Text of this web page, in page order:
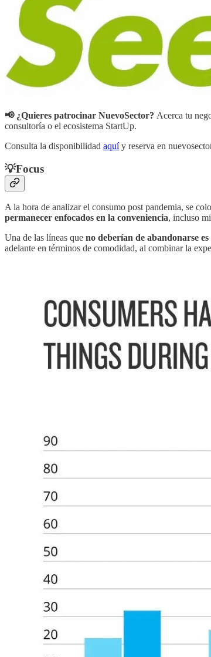
📢 ¿Quieres patrocinar NuevoSector? Acerca tu
consultoría o el ecosistema StartUp.
Consulta la disponibilidad aquíy reserva en
💡Focus
A la hora de analizar el consumo post pandemia, se
permanecer enfocados en la conveniencia, incluso
Una de las líneas que no deberían de abandonarse
adelante en términos de comodidad, al combinar la